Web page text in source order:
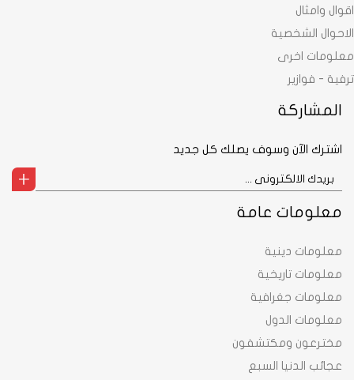
معلومات عامة
معلومات دينية
معلومات تاريخية
معلومات جغرافية
معلومات الدول
مخترعون ومكتشفون
عجائب الدنيا السبع
اقوال وامثال
الاحوال الشخصية
معلومات اخرى
ترفية - فوازير
المشاركة
اشترك الآن وسوف يصلك كل جديد